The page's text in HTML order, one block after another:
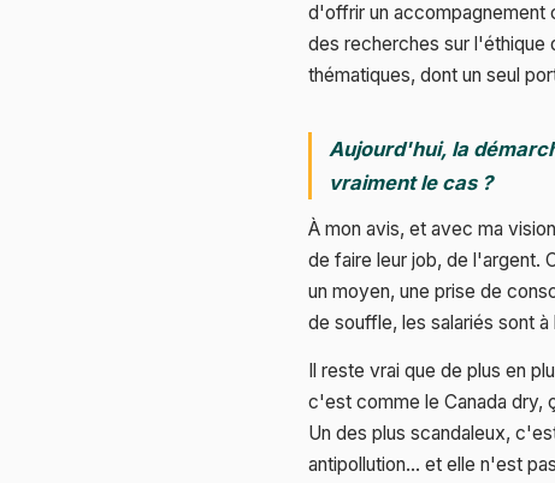
d'offrir un accompagnement
des recherches sur
thématiques, dont un seul
Aujourd'hui, la
vraiment le cas ?
À mon avis, et avec ma
de faire leur job, de l'argent.
un moyen, une prise de
de souffle, les salariés sont
Il reste vrai que de plus en
c'est comme le Canada dry,
Un des plus scandaleux,
antipollution… et elle n'est